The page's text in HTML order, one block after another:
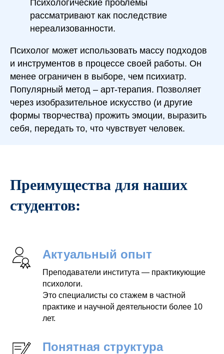
Психологические проблемы
рассматривают как последствие
нереализованности.
Психолог может использовать массу подходов
и инструментов в процессе своей работы. Он
менее ограничен в выборе, чем психиатр.
Популярный метод – арт-терапия. Позволяет
через изобразительное искусство (и другие
формы творчества) прожить эмоции, выразить
себя, передать то, что чувствует человек.
Преимущества для наших
студентов:
Актуальный опыт
Преподаватели института — практикующие
психологи.
Это специалисты со стажем в частной
практике и научной деятельности более 10
лет.
Понятная структура